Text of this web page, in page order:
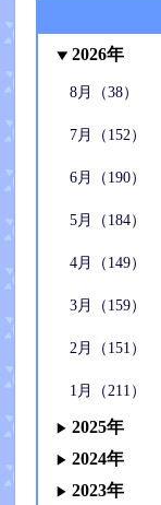
2026年
8月（38）
7月（152）
6月（190）
5月（184）
4月（149）
3月（159）
2月（151）
1月（211）
2025年
2024年
2023年